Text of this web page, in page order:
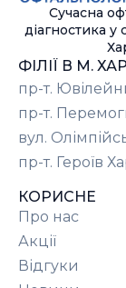
Сучасна
діагностика
ФІЛІЇ В М.
пр-т.
пр-т.
вул.
пр-т. Героїв
КОРИСНЕ
Про нас
Акції
Відгуки